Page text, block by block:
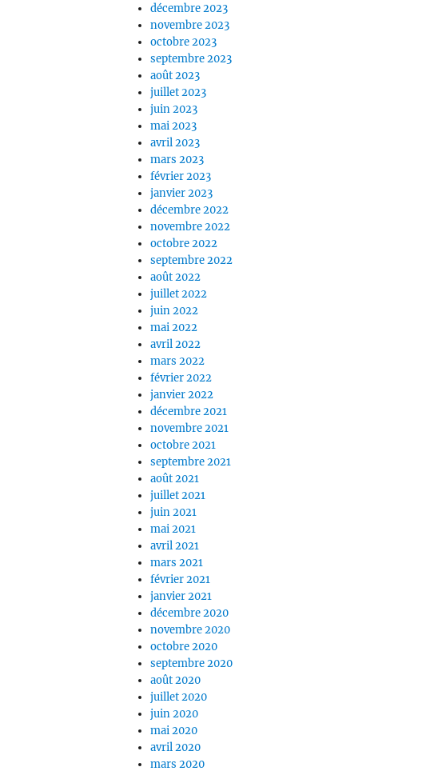
décembre 2023
novembre 2023
octobre 2023
septembre 2023
août 2023
juillet 2023
juin 2023
mai 2023
avril 2023
mars 2023
février 2023
janvier 2023
décembre 2022
novembre 2022
octobre 2022
septembre 2022
août 2022
juillet 2022
juin 2022
mai 2022
avril 2022
mars 2022
février 2022
janvier 2022
décembre 2021
novembre 2021
octobre 2021
septembre 2021
août 2021
juillet 2021
juin 2021
mai 2021
avril 2021
mars 2021
février 2021
janvier 2021
décembre 2020
novembre 2020
octobre 2020
septembre 2020
août 2020
juillet 2020
juin 2020
mai 2020
avril 2020
mars 2020